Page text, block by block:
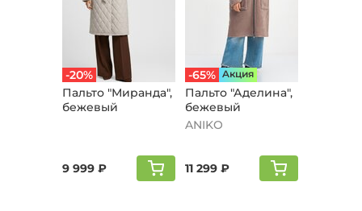
-20%
Пальто "Мирaнда",
бежевый
9 999 ₽
-65% Aкция
Пальто "Аделина",
бежевый
ANIKO
11 299 ₽